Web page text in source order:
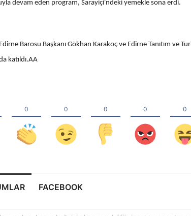
devam eden program, Sarayiçi'ndeki yemekle sona erdi.
Barosu Başkanı Gökhan Karakoç ve Edirne Tanıtım ve
katıldı.AA
FACEBOOK